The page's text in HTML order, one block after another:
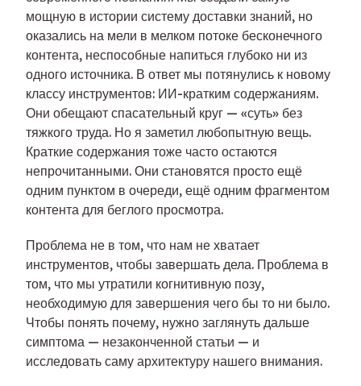
мощную в истории систему доставки знаний, но
оказались на мели в мелком потоке бесконечного
контента, неспособные напиться глубоко ни из
одного источника. В ответ мы потянулись к новому
классу инструментов: ИИ-кратким содержаниям.
Они обещают спасательный круг — «суть» без
тяжкого труда. Но я заметил любопытную вещь.
Краткие содержания тоже часто остаются
непрочитанными. Они становятся просто ещё
одним пунктом в очереди, ещё одним фрагментом
контента для беглого просмотра.
Проблема не в том, что нам не хватает
инструментов, чтобы завершать дела. Проблема в
том, что мы утратили когнитивную позу,
необходимую для завершения чего бы то ни было.
Чтобы понять почему, нужно заглянуть дальше
симптома — незаконченной статьи — и
исследовать саму архитектуру нашего внимания.